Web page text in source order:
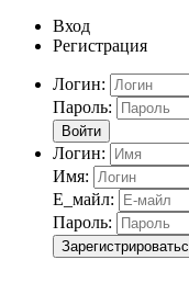
Вход
Регистрация
Логин:
Пароль:
Войти
Логин:
Имя:
Е_майл:
Пароль: